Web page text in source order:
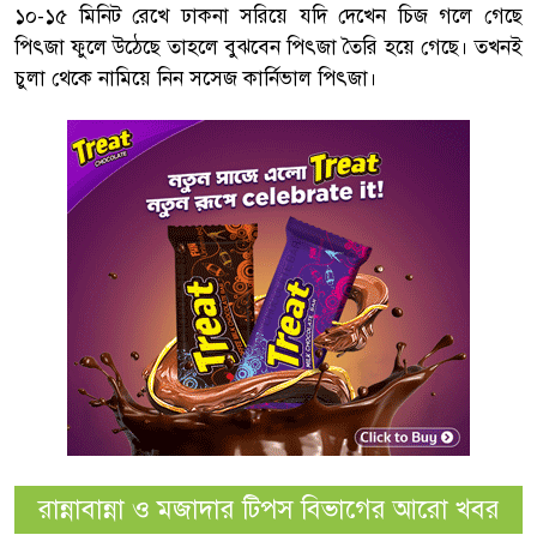
১০-১৫ মিনিট রেখে ঢাকনা সরিয়ে যদি দেখেন চিজ গলে গেছে
পিৎজা ফুলে উঠেছে তাহলে বুঝবেন পিৎজা তৈরি হয়ে গেছে। তখনই
চুলা থেকে নামিয়ে নিন সসেজ কার্নিভাল পিৎজা।
রান্নাবান্না ও মজাদার টিপস বিভাগের আরো খবর